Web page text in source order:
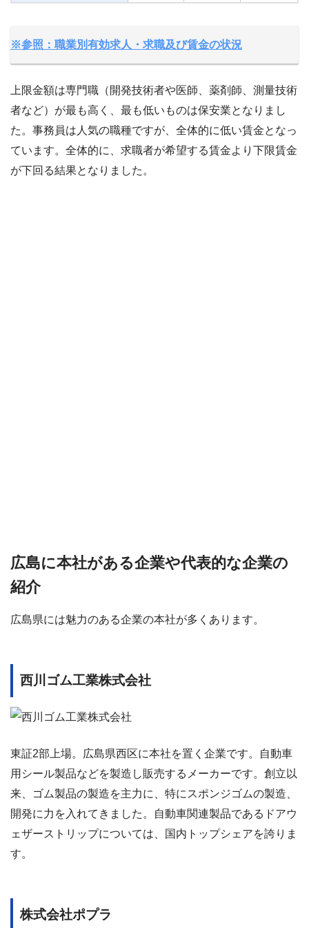
※参照：職業別有効求人・求職及び賃金の状況
上限金額は専門職（開発技術者や医師、薬剤師、測量技術
者など）が最も高く、最も低いものは保安業となりまし
た。事務員は人気の職種ですが、全体的に低い賃金となっ
ています。全体的に、求職者が希望する賃金より下限賃金
が下回る結果となりました。
広島に本社がある企業や代表的な企業の
紹介
広島県には魅力のある企業の本社が多くあります。
西川ゴム工業株式会社
東証2部上場。広島県西区に本社を置く企業です。自動車
用シール製品などを製造し販売するメーカーです。創立以
来、ゴム製品の製造を主力に、特にスポンジゴムの製造、
開発に力を入れてきました。自動車関連製品であるドアウ
ェザーストリップについては、国内トップシェアを誇りま
す。
株式会社ポプラ